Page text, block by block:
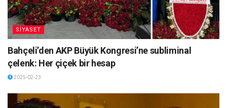
SİYASET
Bahçeli’den AKP Büyük Kongresi’ne subliminal
çelenk: Her çiçek bir hesap
2025-02-23